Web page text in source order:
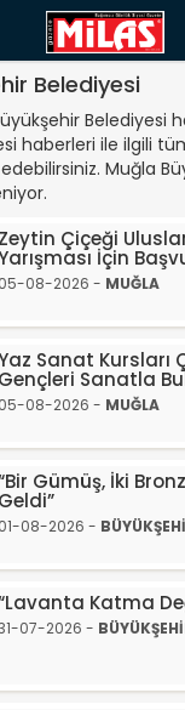
Belediyesi
Belediyesi
haberleri ile ilgili
Muğla
Zeytin Çiçeği
İçin
05-08-2026 - MUĞLA
Sanat Kursları
Gençleri Sanatla
05-08-2026 - MUĞLA
Gümüş, İki
Geldi”
01-08-2026 -
Katma
07-2026 -